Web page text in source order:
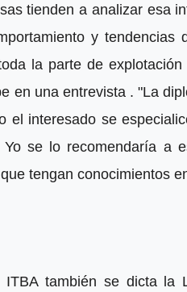
tienden a analizar esa
y tendencias
la parte de
en una entrevista . "La
el interesado se
se lo recomendaría a
tengan conocimientos
también se dicta la